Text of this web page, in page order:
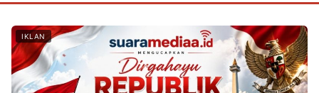
IKLAN